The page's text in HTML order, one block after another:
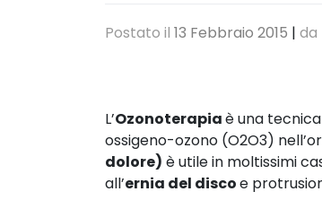
Postato il 13 Febbraio 2015 | da
L’Ozonoterapiaè una
ossigeno-ozono (O2O3)
dolore) è utile in moltissimi
all’ernia del discoe